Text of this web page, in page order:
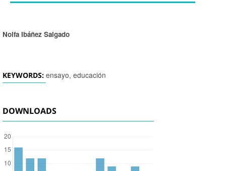
Authors
Nolfa Ibáñez Salgado
KEYWORDS: ensayo, educación
DOWNLOADS